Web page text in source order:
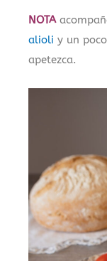
NOTA
alioli y un
apetezca.